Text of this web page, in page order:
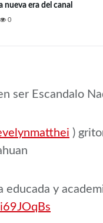
era del canal
0
ser Escandalo
)
educada y